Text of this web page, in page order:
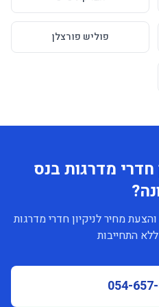
פוליש פורצלן
חדרי מדרגות בנס
מחיר לניקיון חדרי מדרגות
התחייבות
054-